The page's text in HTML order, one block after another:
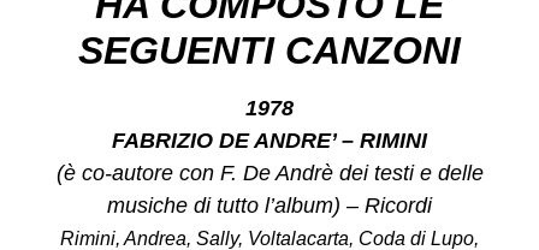
SEGUENTI CANZONI
1978
FABRIZIO DE ANDRE’ – RIMINI
(è co-autore con F. De Andrè dei testi e delle
musiche di tutto l’album) – Ricordi
Rimini, Andrea, Sally, Voltalacarta, Coda di Lupo,